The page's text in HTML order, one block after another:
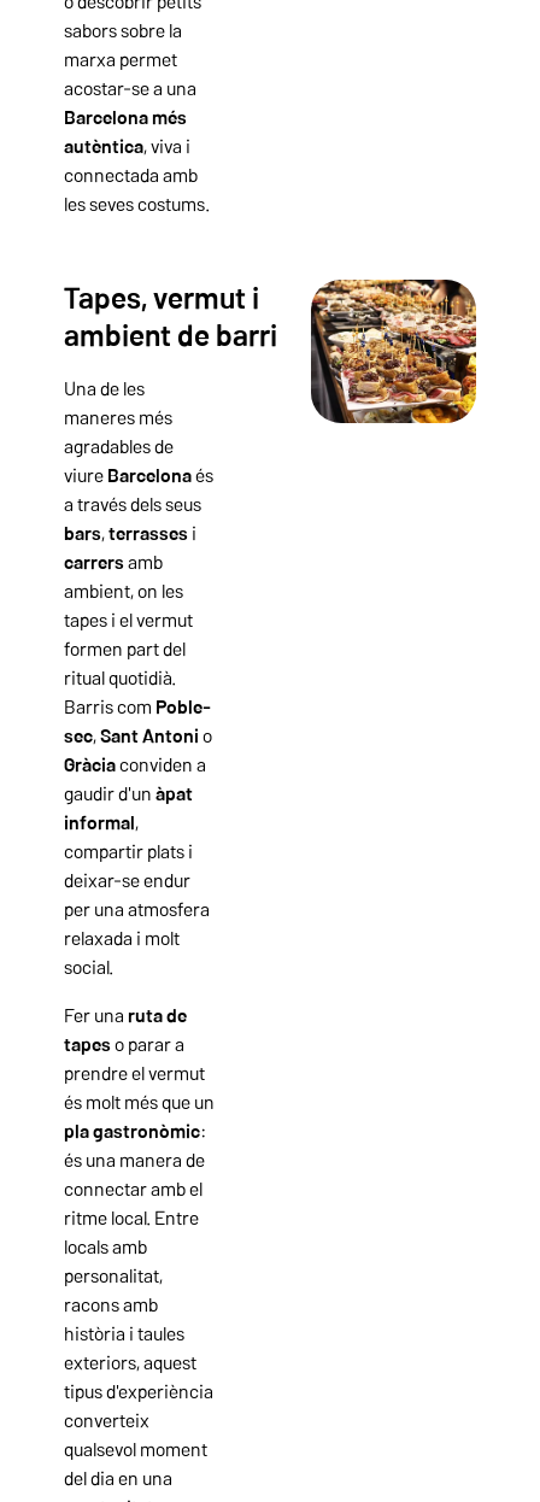
sabors sobre la
marxa permet
acostar-se a una
Barcelona més
autèntica, viva i
connectada amb
les seves costums.
Tapes, vermut i
ambient de barri
Una de les
maneres més
agradables de
viure Barcelonaés
a través dels seus
bars,terrasses i
carrersamb
ambient, on les
tapes i el vermut
formen part del
ritual quotidià.
Barris com Poble-
sec,Sant Antoni o
Gràciaconviden a
gaudir d'un àpat
informal,
compartir plats i
deixar-se endur
per una atmosfera
relaxada i molt
social.
Fer una ruta de
tapeso parar a
prendre el vermut
és molt més que un
pla gastronòmic:
és una manera de
connectar amb el
ritme local. Entre
locals amb
personalitat,
racons amb
història i taules
exteriors, aquest
tipus d'experiència
converteix
qualsevol moment
del dia en una